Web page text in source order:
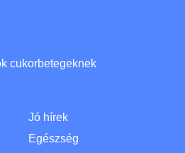
cukorbetegeknek
Jó hírek
Egészség